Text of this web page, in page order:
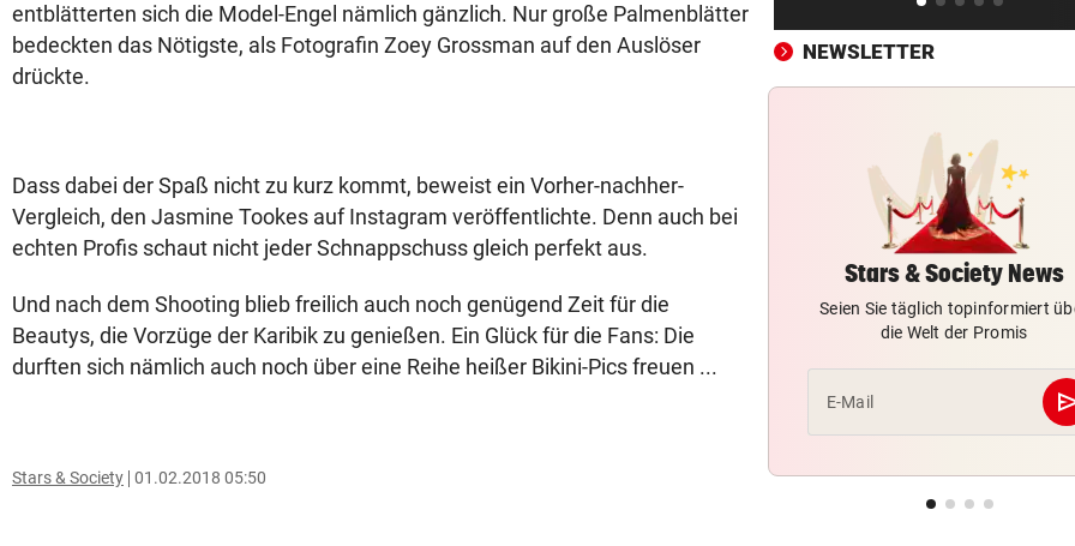
entblätterten sich die Model-Engel nämlich gänzlich. Nur große Palmenblätter
bedeckten das Nötigste, als Fotografin Zoey Grossman auf den Auslöser
drückte.
Dass dabei der Spaß nicht zu kurz kommt, beweist ein Vorher-nachher-
Vergleich, den Jasmine Tookes auf Instagram veröffentlichte. Denn auch bei
echten Profis schaut nicht jeder Schnappschuss gleich perfekt aus.
Und nach dem Shooting blieb freilich auch noch genügend Zeit für die
Beautys, die Vorzüge der Karibik zu genießen. Ein Glück für die Fans: Die
durften sich nämlich auch noch über eine Reihe heißer Bikini-Pics freuen ...
Stars & Society 01.02.2018 05:50
Streit in Bremen: Autofahrer
schlägt Mann – tot!
Wohnungsbrand mitten in
Bewohner evakuiert
RÜCKSCHLAG VOR US OPEN
Sabalenka und Pegula in
früh ausgeschieden
„NOCH LAUTER, GRÖSSER“ vor
NEWSLETTER
Stars & Society News
Seien Sie täglich topinformiert
die Welt der Promis
E-Mail